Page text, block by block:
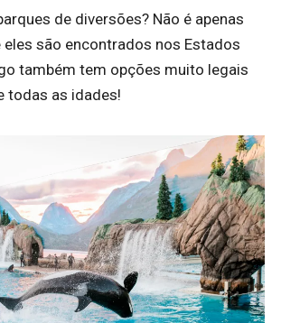
de diversões? Não é apenas
eles são encontrados nos Estados
também tem opções muito legais
todas as idades!